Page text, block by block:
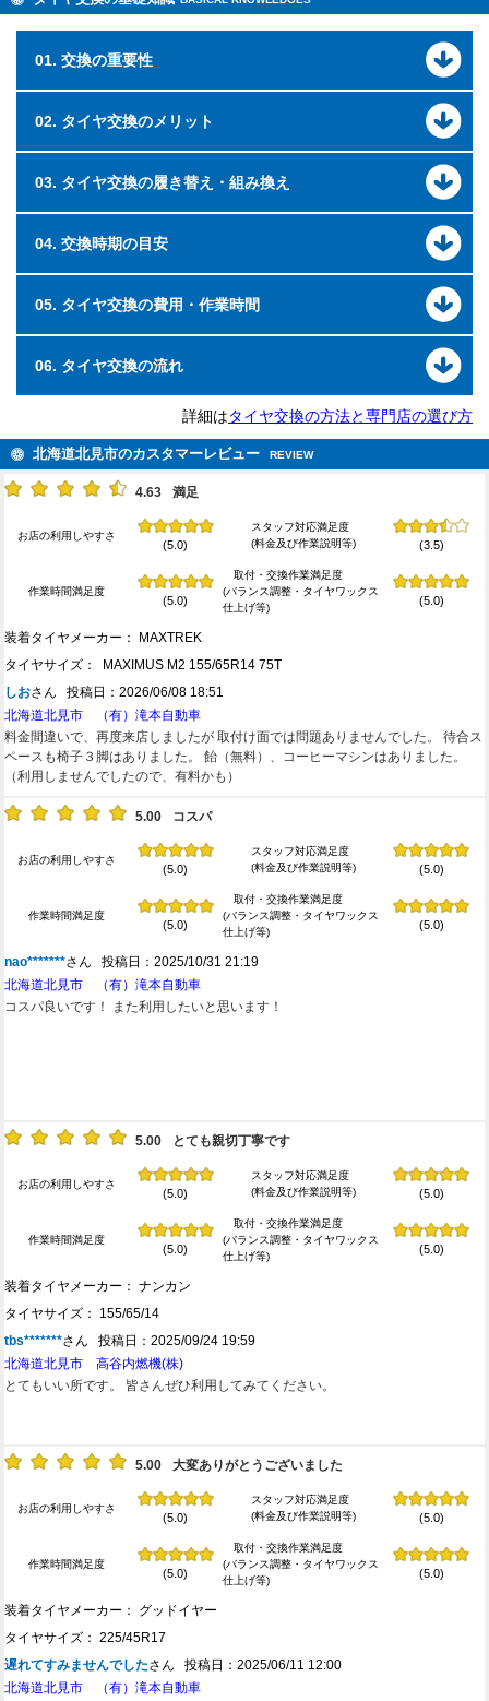
01. 交換の重要性
02. タイヤ交換のメリット
03. タイヤ交換の履き替え・組み換え
04. 交換時期の目安
05. タイヤ交換の費用・作業時間
06. タイヤ交換の流れ
詳細はタイヤ交換の方法と専門店の選び方
北海道北見市のカスタマーレビュー REVIEW
4.63 満足
お店の利用しやすさ
(5.0)
スタッフ対応満足度
(料金及び作業説明等)
(3.5)
作業時間満足度
(5.0)
取付・交換作業満足度
(バランス調整・タイヤワックス
仕上げ等)
(5.0)
装着タイヤメーカー： MAXTREK
タイヤサイズ： MAXIMUS M2 155/65R14 75T
しおさん 投稿日：2026/06/08 18:51
北海道北見市 （有）滝本自動車
料金間違いで、再度来店しましたが 取付け面では問題ありませんでした。 待合ス
ペースも椅子３脚はありました。 飴（無料）、コーヒーマシンはありました。
（利用しませんでしたので、有料かも）
5.00 コスパ
お店の利用しやすさ
(5.0)
スタッフ対応満足度
(料金及び作業説明等)
(5.0)
作業時間満足度
(5.0)
取付・交換作業満足度
(バランス調整・タイヤワックス
仕上げ等)
(5.0)
nao*******さん 投稿日：2025/10/31 21:19
北海道北見市 （有）滝本自動車
コスパ良いです！ また利用したいと思います！
5.00 とても親切丁寧です
お店の利用しやすさ
(5.0)
スタッフ対応満足度
(料金及び作業説明等)
(5.0)
作業時間満足度
(5.0)
取付・交換作業満足度
(バランス調整・タイヤワックス
仕上げ等)
(5.0)
装着タイヤメーカー： ナンカン
タイヤサイズ： 155/65/14
tbs*******さん 投稿日：2025/09/24 19:59
北海道北見市 高谷内燃機(株)
とてもいい所です。 皆さんぜひ利用してみてください。
5.00 大変ありがとうございました
お店の利用しやすさ
(5.0)
スタッフ対応満足度
(料金及び作業説明等)
(5.0)
作業時間満足度
(5.0)
取付・交換作業満足度
(バランス調整・タイヤワックス
仕上げ等)
(5.0)
装着タイヤメーカー： グッドイヤー
タイヤサイズ： 225/45R17
遅れてすみませんでしたさん 投稿日：2025/06/11 12:00
北海道北見市 （有）滝本自動車